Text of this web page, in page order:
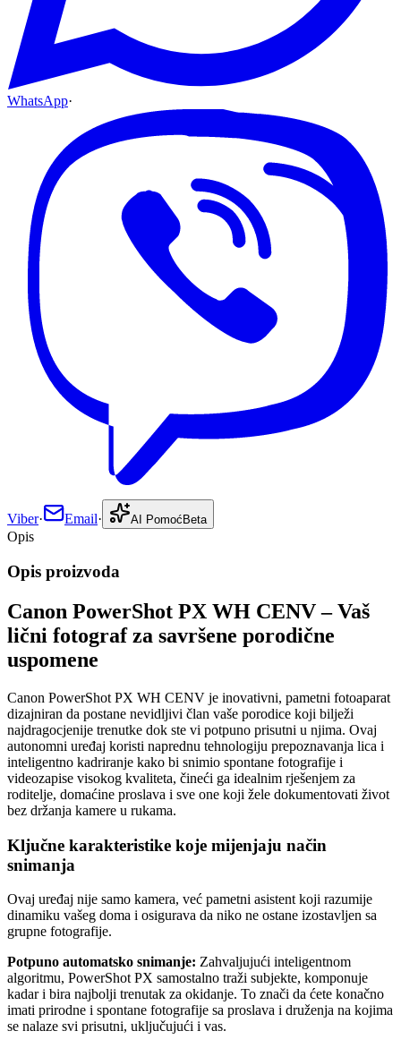
WhatsApp·
Viber· Email· AI Pomoć Beta
Opis
Opis proizvoda
Canon PowerShot PX WH CENV – Vaš
lični fotograf za savršene porodične
uspomene
Canon PowerShot PX WH CENV je inovativni, pametni fotoaparat
dizajniran da postane nevidljivi član vaše porodice koji bilježi
najdragocjenije trenutke dok ste vi potpuno prisutni u njima. Ovaj
autonomni uređaj koristi naprednu tehnologiju prepoznavanja lica i
inteligentno kadriranje kako bi snimio spontane fotografije i
videozapise visokog kvaliteta, čineći ga idealnim rješenjem za
roditelje, domaćine proslava i sve one koji žele dokumentovati život
bez držanja kamere u rukama.
Ključne karakteristike koje mijenjaju način
snimanja
Ovaj uređaj nije samo kamera, već pametni asistent koji razumije
dinamiku vašeg doma i osigurava da niko ne ostane izostavljen sa
grupne fotografije.
Potpuno automatsko snimanje: Zahvaljujući inteligentnom
algoritmu, PowerShot PX samostalno traži subjekte, komponuje
kadar i bira najbolji trenutak za okidanje. To znači da ćete konačno
imati prirodne i spontane fotografije sa proslava i druženja na kojima
se nalaze svi prisutni, uključujući i vas.